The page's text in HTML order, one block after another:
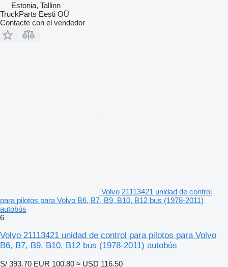
Estonia, Tallinn
TruckParts Eesti OÜ
Contacte con el vendedor
Volvo 21113421 unidad de control
para pilotos para Volvo B6, B7, B9, B10, B12 bus (1978-2011)
autobús
6
Volvo 21113421 unidad de control para pilotos para Volvo
B6, B7, B9, B10, B12 bus (1978-2011) autobús
S/ 393.70 EUR 100.80 ≈ USD 116.50